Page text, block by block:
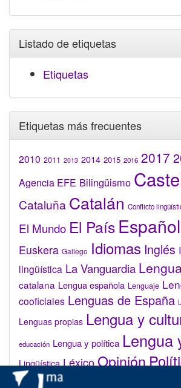
Listado de etiquetas
Etiquetas
Etiquetas más frecuentes
2010 2011 2013 2014 2015 2016 2017
Agencia EFE Bilingüismo
Cataluña Catalán Conflicto
El Mundo El País Español
Euskera Gallego Idiomas Inglés
lingüística La Vanguardia
catalana Lengua española Lenguaje
cooficiales Lenguas de España
Lenguas propias Lengua y
educación Lengua y política Lengua
Lingüística LéxicoOpinión
lingüística